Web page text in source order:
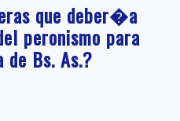
que deber�a
peronismo para
Bs. As.?